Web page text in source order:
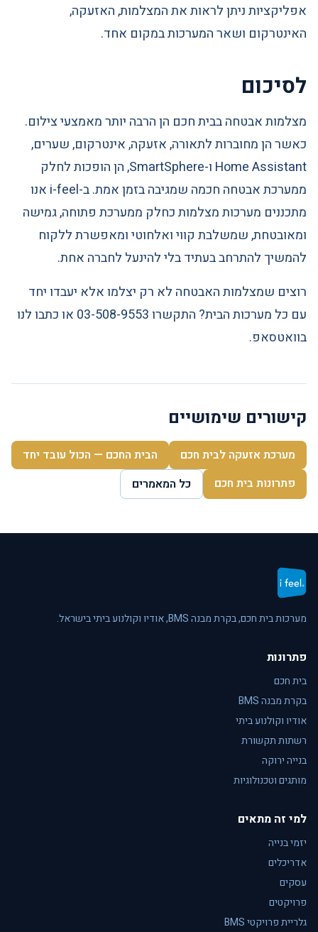
אפליקציות ניתן לראות את המצלמות, האזעקה,
האינטרקום ושאר המערכות במקום אחד.
לסיכום
מצלמות אבטחה בבית חכם הן הרבה יותר מאמצעי צילום.
כאשר הן מחוברות לתאורה, אזעקה, אינטרקום, שערים,
Home Assistant ו-SmartSphere, הן הופכות לחלק
ממערכת אבטחה חכמה שמגיבה בזמן אמת. ב-i-feel אנו
מתכננים מערכות מצלמות כחלק ממערכת פתוחה, גמישה
ומאובטחת, שמשלבת קווי ואלחוטי ומאפשרת ללקוח
להמשיך להתרחב בעתיד בלי להינעל לחברה אחת.
רוצים שמצלמות האבטחה לא רק יצלמו אלא יעבדו יחד
עם כל מערכות הבית? התקשרו 03-508-9553 או כתבו לנו
בוואטסאפ.
קישורים שימושיים
מערכת אזעקה לבית חכם
הבית החכם — הכול עובד יחד
פתרונות בית חכם
כל המאמרים
מערכות בית חכם, בקרת מבנה BMS, אודיו וקולנוע ביתי בישראל.
פתרונות
בית חכם
בקרת מבנה BMS
אודיו וקולנוע ביתי
רשתות תקשורת
בנייה ירוקה
מותגים וטכנולוגיות
למי זה מתאים
יזמי בנייה
אדריכלים
עסקים
פרויקטים
גלריית פרויקטי BMS